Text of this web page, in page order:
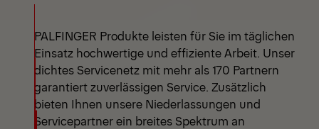
PALFINGER Produkte leisten für Sie im täglichen
Einsatz hochwertige und effiziente Arbeit. Unser
dichtes Servicenetz mit mehr als 170 Partnern
garantiert zuverlässigen Service. Zusätzlich
bieten Ihnen unsere Niederlassungen und
Servicepartner ein breites Spektrum an